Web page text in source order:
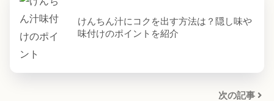
けんちん汁にコクを出す方法は？隠し味や
味付けのポイントを紹介
次の記事